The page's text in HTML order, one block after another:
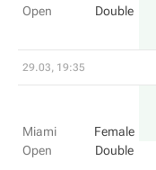
Open
Double
29.03, 19:35
Miami
Open
Female
Double